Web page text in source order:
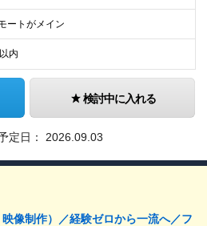
ートがメイン
内
検討中に入れる
定日： 2026.09.03
像制作）／経験ゼロから一流へ／フ